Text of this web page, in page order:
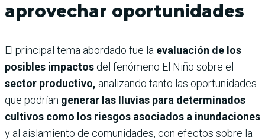
aprovechar oportunidades
El principal tema abordado fue la evaluación de los
posibles impactos del fenómeno El Niño sobre el
sector productivo, analizando tanto las oportunidades
que podrían generar las lluvias para determinados
cultivos como los riesgos asociados a inundaciones
y al aislamiento de comunidades, con efectos sobre la